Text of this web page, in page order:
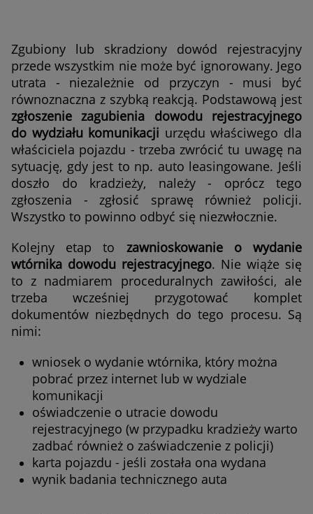
Zgubiony lub skradziony dowód rejestracyjny
przede wszystkim nie może być ignorowany. Jego
utrata - niezależnie od przyczyn - musi być
równoznaczna z szybką reakcją. Podstawową jest
zgłoszenie zagubienia dowodu rejestracyjnego
do wydziału komunikacji urzędu właściwego dla
właściciela pojazdu - trzeba zwrócić tu uwagę na
sytuację, gdy jest to np. auto leasingowane. Jeśli
doszło do kradzieży, należy - oprócz tego
zgłoszenia - zgłosić sprawę również policji.
Wszystko to powinno odbyć się niezwłocznie.
Kolejny etap to zawnioskowanie o wydanie
wtórnika dowodu rejestracyjnego. Nie wiąże się
to z nadmiarem proceduralnych zawiłości, ale
trzeba wcześniej przygotować komplet
dokumentów niezbędnych do tego procesu. Są
nimi:
wniosek o wydanie wtórnika, który można
pobrać przez internet lub w wydziale
komunikacji
oświadczenie o utracie dowodu
rejestracyjnego (w przypadku kradzieży warto
zadbać również o zaświadczenie z policji)
karta pojazdu - jeśli została ona wydana
wynik badania technicznego auta